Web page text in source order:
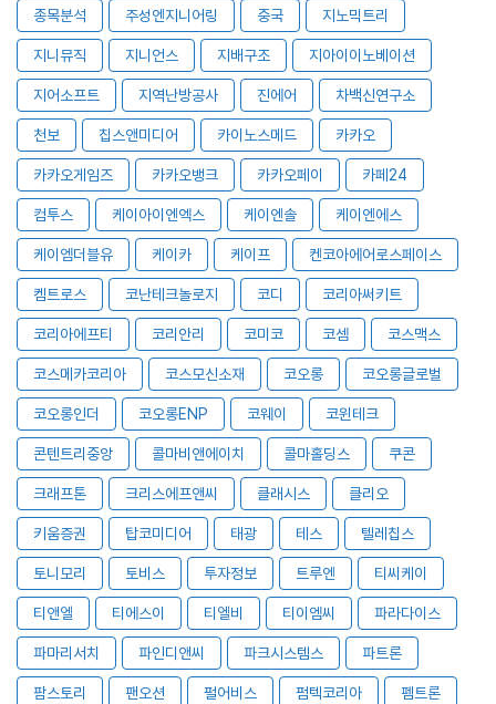
종목분석 주성엔지니어링 중국 지노믹트리
지니뮤직 지니언스 지배구조 지아이이노베이션
지어소프트 지역난방공사 진에어 차백신연구소
천보 칩스앤미디어 카이노스메드 카카오
카카오게임즈 카카오뱅크 카카오페이 카페24
컴투스 케이아이엔엑스 케이엔솔 케이엔에스
케이엠더블유 케이카 케이프 켄코아에어로스페이스
켐트로스 코난테크놀로지 코디 코리아써키트
코리아에프티 코리안리 코미코 코셈 코스맥스
코스메카코리아 코스모신소재 코오롱 코오롱글로벌
코오롱인더 코오롱ENP 코웨이 코윈테크
콘텐트리중앙 콜마비앤에이치 콜마홀딩스 쿠콘
크래프톤 크리스에프앤씨 클래시스 클리오
키움증권 탑코미디어 태광 테스 텔레칩스
토니모리 토비스 투자정보 트루엔 티씨케이
티앤엘 티에스이 티엘비 티이엠씨 파라다이스
파마리서치 파인디앤씨 파크시스템스 파트론
팜스토리 팬오션 펄어비스 펌텍코리아 펨트론